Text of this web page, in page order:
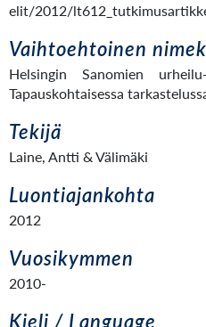
elit/2012/
Vaihtoehtoinen
Helsingin Sanomien
Tapauskohtaisessa
Tekijä
Laine, Antti & Välimäki
Luontiajankohta
2012
Vuosikymmen
2010-
Kieli / Language